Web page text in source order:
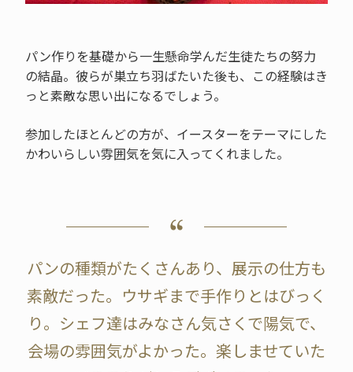
パン作りを基礎から一生懸命学んだ生徒たちの努力
の結晶。彼らが巣立ち羽ばたいた後も、この経験はき
っと素敵な思い出になるでしょう。
参加したほとんどの方が、イースターをテーマにした
かわいらしい雰囲気を気に入ってくれました。
パンの種類がたくさんあり、展示の仕方も
素敵だった。ウサギまで手作りとはびっく
り。シェフ達はみなさん気さくで陽気で、
会場の雰囲気がよかった。楽しませていた